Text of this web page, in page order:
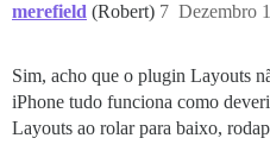
merefield (Robert) Dezembro
7
Sim, acho que o plugin Layouts
iPhone tudo funciona como
Layouts ao rolar para baixo,